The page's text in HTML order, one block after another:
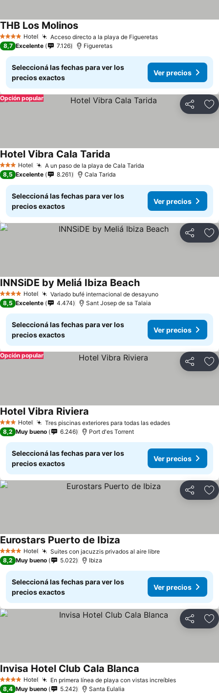
4 EstrellasHotel Acceso directo a la playa de Figueretas
THB Los Molinos
8,7 Excelente 7.126 Figueretas
Seleccioná las fechas para ver los
precios exactos
Ver precios
Compartir
Opción popular
3 Estrellas
Hotel A un paso de la playa de Cala Tarida
Hotel Vibra Cala Tarida
8,5 Excelente 8.261 Cala Tarida
Seleccioná las fechas para ver los
precios exactos
Ver precios
Compartir
4 EstrellasHotel Variado bufé internacional de desayuno
INNSiDE by Meliá Ibiza Beach
8,5 Excelente 4.474 Sant Josep de sa Talaia
Seleccioná las fechas para ver los
precios exactos
Ver precios
Compartir
Opción popular
3 Estrellas
Hotel Tres piscinas exteriores para todas las edades
Hotel Vibra Riviera
8,2 Muy bueno 6.246 Port d'es Torrent
Seleccioná las fechas para ver los
precios exactos
Ver precios
Compartir
4 EstrellasHotel Suites con jacuzzis privados al aire libre
Eurostars Puerto de Ibiza
8,2 Muy bueno 5.022 Ibiza
Seleccioná las fechas para ver los
precios exactos
Ver precios
Compartir
4 EstrellasHotel En primera línea de playa con vistas increíbles
Invisa Hotel Club Cala Blanca
8,4 Muy bueno 5.242 Santa Eulalia